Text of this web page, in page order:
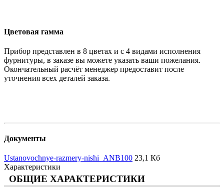
Цветовая гамма
Прибор представлен в 8 цветах и с 4 видами исполнения
фурнитуры, в заказе вы можете указать ваши пожелания.
Окончательный расчёт менеджер предоставит после
уточнения всех деталей заказа.
Документы
Ustanovochnye-razmery-nishi_ANB100 23,1 Кб
Характеристики
ОБЩИЕ ХАРАКТЕРИСТИКИ